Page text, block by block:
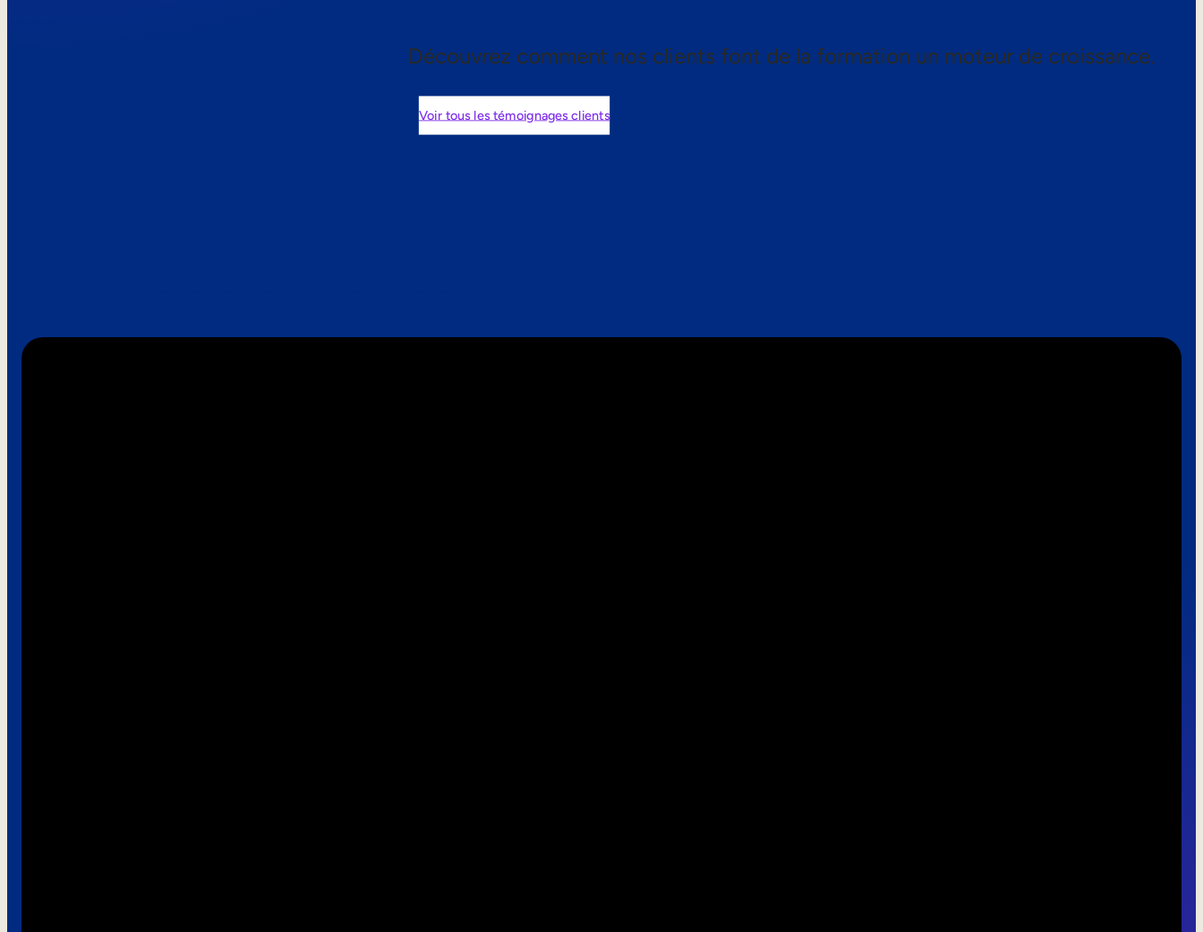
Découvrez comment nos clients font de la formation un moteur de croissance.
Voir tous les témoignages clients